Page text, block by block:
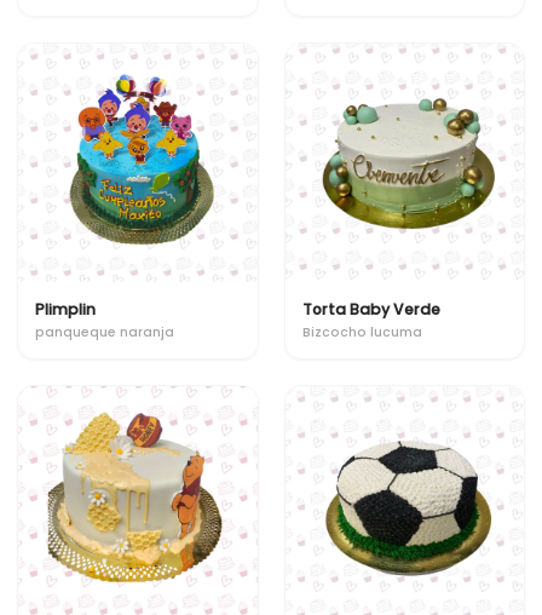
Plimplin
panqueque naranja
Torta Baby Verde
Bizcocho lucuma